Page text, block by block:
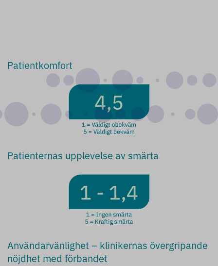
Patientkomfort
Patienternas upplevelse av smärta
Användarvänlighet – klinikernas övergripande
nöjdhet med förbandet